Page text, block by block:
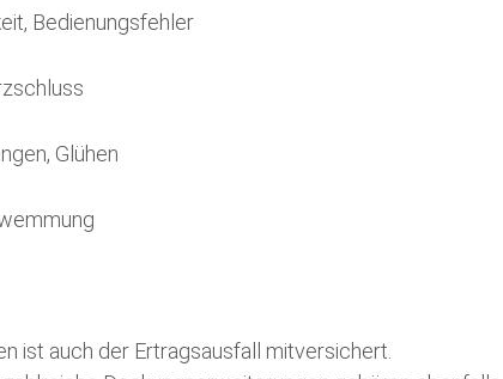
Bedienungsfehler
Glühen
ist auch der Ertragsausfall mitversichert.